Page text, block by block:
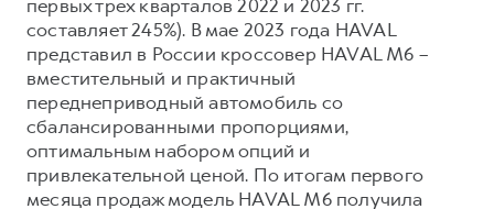
первых трех кварталов 2022 и 2023 гг.
составляет 245%). В мае 2023 года HAVAL
представил в России кроссовер HAVAL M6 –
вместительный и практичный
переднеприводный автомобиль со
сбалансированными пропорциями,
оптимальным набором опций и
привлекательной ценой. По итогам первого
месяца продаж модель HAVAL M6 получила